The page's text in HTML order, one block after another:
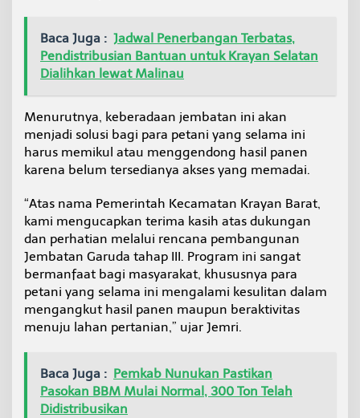
P
a
n
e
Baca Juga : Jadwal Penerbangan Terbatas,
Pendistribusian Bantuan untuk Krayan Selatan
Dialihkan lewat Malinau
Menurutnya, keberadaan jembatan ini akan
menjadi solusi bagi para petani yang selama ini
harus memikul atau menggendong hasil panen
karena belum tersedianya akses yang memadai.
“Atas nama Pemerintah Kecamatan Krayan Barat,
kami mengucapkan terima kasih atas dukungan
dan perhatian melalui rencana pembangunan
Jembatan Garuda tahap III. Program ini sangat
bermanfaat bagi masyarakat, khususnya para
petani yang selama ini mengalami kesulitan dalam
mengangkut hasil panen maupun beraktivitas
menuju lahan pertanian,” ujar Jemri.
Baca Juga : Pemkab Nunukan Pastikan
Pasokan BBM Mulai Normal, 300 Ton Telah
Didistribusikan